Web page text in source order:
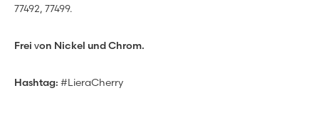
77492, 77499.
Frei von Nickel und Chrom.
Hashtag: #LieraCherry